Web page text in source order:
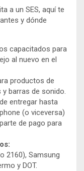
a un SES, aquí te
y dónde
capacitados para
al nuevo en el
productos de
barras de sonido.
entregar hasta
(o viceversa)
de pago para
2160), Samsung
y DOT.